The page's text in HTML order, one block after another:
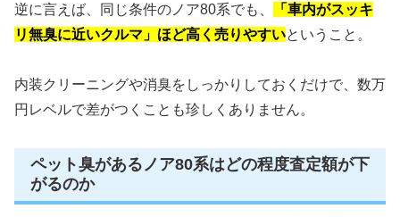
逆に言えば、同じ条件のノア80系でも、
「車内がスッキ
リ無臭に近いクルマ」ほど高く売りやすいということ。
内装クリーニングや消臭をしっかりしておくだけで、数万
円レベルで差がつくことも珍しくありません。
ペット臭があるノア80系はどの程度査定額が下
がるのか